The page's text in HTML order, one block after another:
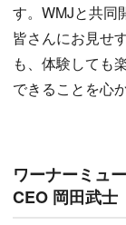
す。WMJと共同
皆さんにお見せ
も、体験しても
できることを心
ワーナーミュ
CEO 岡田武